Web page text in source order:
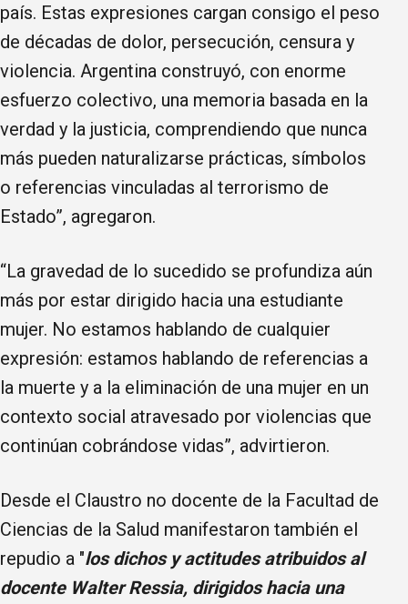
país. Estas expresiones cargan consigo el peso
de décadas de dolor, persecución, censura y
violencia. Argentina construyó, con enorme
esfuerzo colectivo, una memoria basada en la
verdad y la justicia, comprendiendo que nunca
más pueden naturalizarse prácticas, símbolos
o referencias vinculadas al terrorismo de
Estado”, agregaron.
“La gravedad de lo sucedido se profundiza aún
más por estar dirigido hacia una estudiante
mujer. No estamos hablando de cualquier
expresión: estamos hablando de referencias a
la muerte y a la eliminación de una mujer en un
contexto social atravesado por violencias que
continúan cobrándose vidas”, advirtieron.
Desde el Claustro no docente de la Facultad de
Ciencias de la Salud manifestaron también el
repudio a "los dichos y actitudes atribuidos al
docente Walter Ressia, dirigidos hacia una